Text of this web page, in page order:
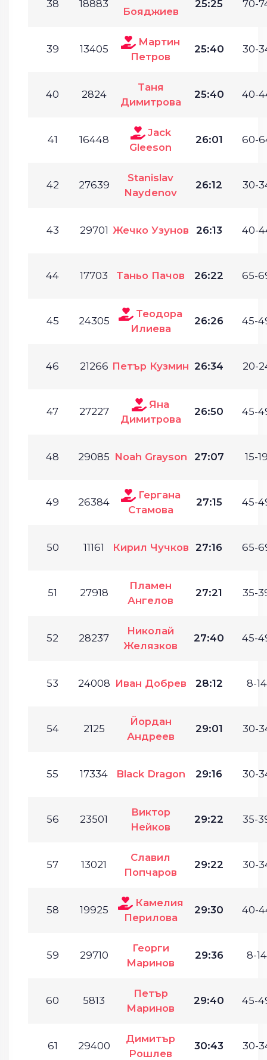
38 18883
Бояджиев
25:25 70-
39 13405
Мартин
Петров
25:40 30-
40 2824
Таня
Димитрова
25:40 40-
41 16448
Jack
Gleeson
26:01 60-
42 27639
Stanislav
Naydenov
26:12 30-
43 29701 Жечко Узунов 26:13 40-
44 17703 Таньо Пачов 26:22 65-
45 24305
Теодора
Илиева
26:26 45-
46 21266 Петър Кузмин 26:34 20-
47 27227
Яна
Димитрова
26:50 45-
48 29085 Noah Grayson 27:07 15-
49 26384
Гергана
Стамова
27:15 45-
50 11161 Кирил Чучков 27:16 65-
51 27918
Пламен
Ангелов
27:21 35-
52 28237
Николай
Желязков
27:40 45-
53 24008 Иван Добрев 28:12 8-
54 2125
Йордан
Андреев
29:01 30-
55 17334 Black Dragon 29:16 30-
56 23501
Виктор
Нейков
29:22 35-
57 13021
Славил
Попчаров
29:22 30-
58 19925
Камелия
Перилова
29:30 40-
59 29710
Георги
Маринов
29:36 8-
60 5813
Петър
Маринов
29:40 45-
61 29400
Димитър
Рошлев
30:43 30-